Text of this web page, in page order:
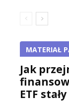
MATERIAŁ
Jak
ETF